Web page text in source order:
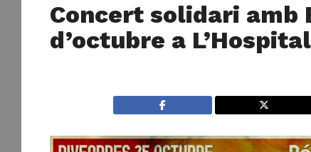
Concert solidari amb
d’octubre a